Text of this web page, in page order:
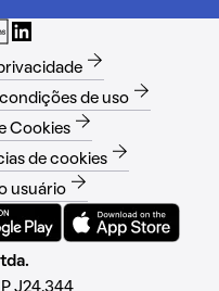
condições de uso
Cookies
de cookies
usuário